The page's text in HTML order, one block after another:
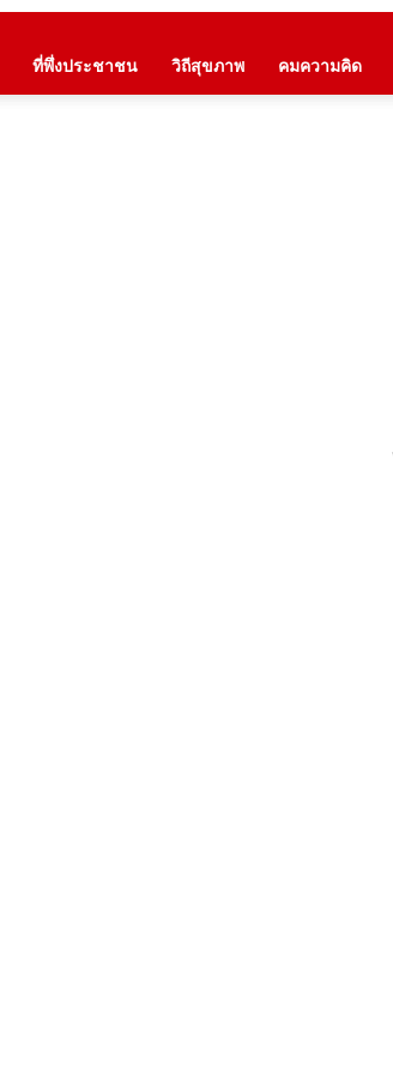
ที่พึ่งประชาชน วิถีสุขภาพ คมความคิด